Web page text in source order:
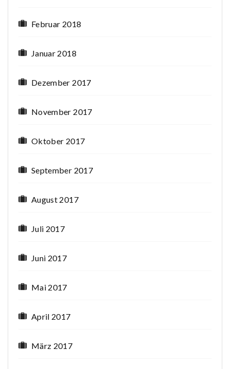
Februar 2018
Januar 2018
Dezember 2017
November 2017
Oktober 2017
September 2017
August 2017
Juli 2017
Juni 2017
Mai 2017
April 2017
März 2017